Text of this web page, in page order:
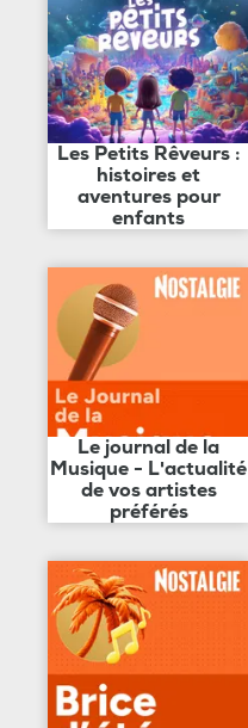
Les Petits Rêveurs :
histoires et
aventures pour
enfants
Le journal de la
Musique - L'actualité
de vos artistes
préférés